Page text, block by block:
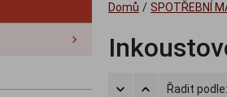
Domů / SPOTŘEBNÍ
Řadit podle: